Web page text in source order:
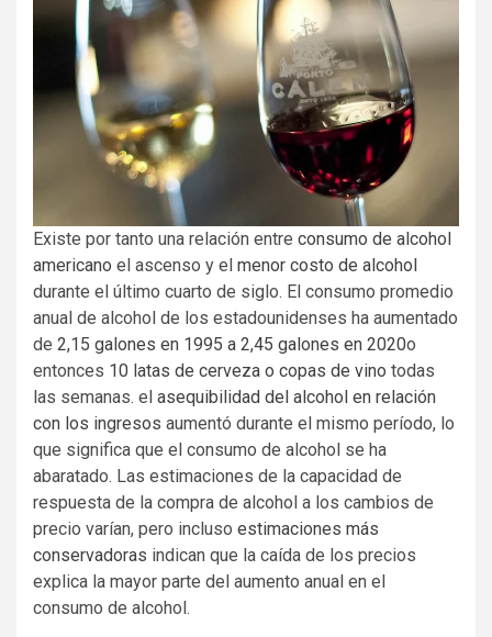
Existe por tanto una relación entre consumo de alcohol
americano el ascenso y el menor costo de alcohol
durante el último cuarto de siglo. El consumo promedio
anual de alcohol de los estadounidenses ha aumentado
de 2,15 galones en 1995 a 2,45 galones en 2020o
entonces 10 latas de cerveza o copas de vino todas
las semanas. el asequibilidad del alcohol en relación
con los ingresos aumentó durante el mismo período, lo
que significa que el consumo de alcohol se ha
abaratado. Las estimaciones de la capacidad de
respuesta de la compra de alcohol a los cambios de
precio varían, pero incluso estimaciones más
conservadoras indican que la caída de los precios
explica la mayor parte del aumento anual en el
consumo de alcohol.